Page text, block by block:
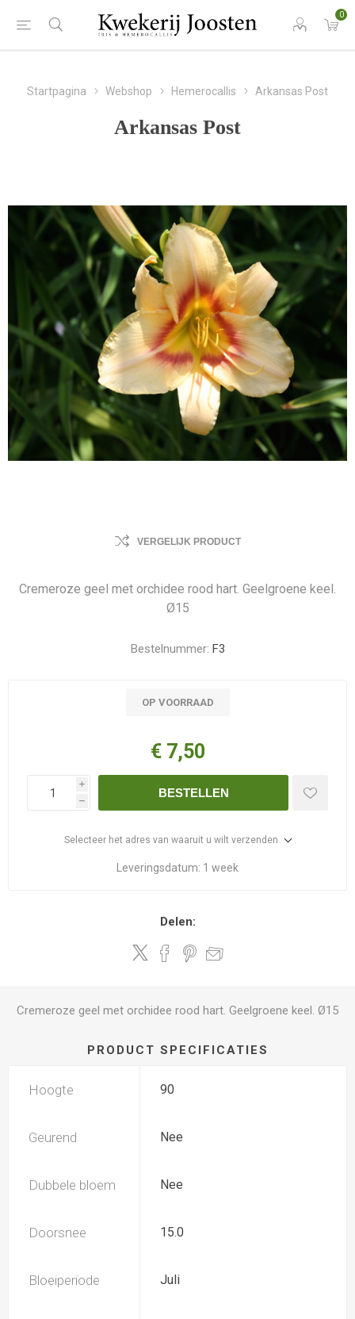
0
Startpagina Webshop Hemerocallis Arkansas Post
Arkansas Post
VERGELIJK PRODUCT
Cremeroze geel met orchidee rood hart. Geelgroene keel.
Ø15
Bestelnummer: F3
OP VOORRAAD
€ 7,50
i
h
BESTELLEN
Selecteer het adres van waaruit u wilt verzenden
Leveringsdatum: 1 week
Delen:
Cremeroze geel met orchidee rood hart. Geelgroene keel. Ø15
PRODUCT SPECIFICATIES
Hoogte 90
Geurend Nee
Dubbele bloem Nee
Doorsnee 15.0
Bloeiperiode Juli